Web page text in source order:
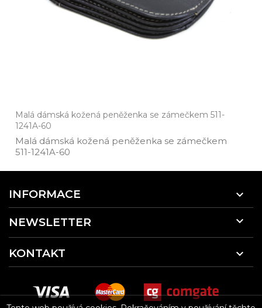
Malá dámská kožená peněženka se zámečkem 511-
1241A-60
Malá dámská kožená peněženka se zámečkem
511­-1241A­-60
INFORMACE 
NEWSLETTER 
KONTAKT 